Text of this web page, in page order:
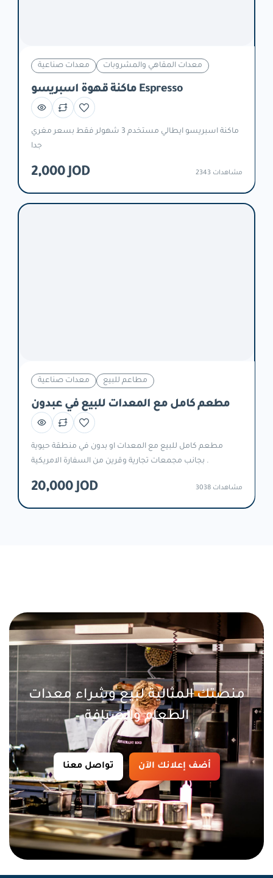
معدات صناعية معدات المقاهي والمشروبات
ماكنة قهوة اسبريسو Espresso
ماكنة اسبريسو ايطالي مستخدم 3 شهولر فقط بسعر مغري
جدا
2,000 JOD 2343 مشاهدات
معدات صناعية مطاعم للبيع
مطعم كامل مع المعدات للبيع في عبدون
مطعم كامل للبيع مع المعدات او بدون في منطقة حيوية
بجانب مجمعات تجارية وقرين من السفارة الامريكية .
20,000 JOD 3038 مشاهدات
منصتك المثالية لبيع وشراء معدات
الطعام والضيافة
تواصل معنا أضف إعلانك الآن